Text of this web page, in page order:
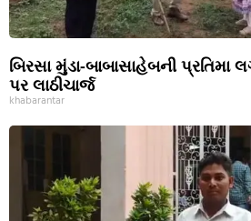
બિરસા મુંડા-બાબાસાહેબની પ્રતિમા
પર લાઠીચાર્જ
khabarantar